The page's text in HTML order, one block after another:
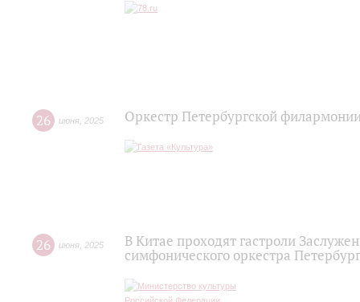
26 июня 2025 Оркестр Петербургской
26 июня 2025
В Китае проходят гастроли
симфонического оркестра